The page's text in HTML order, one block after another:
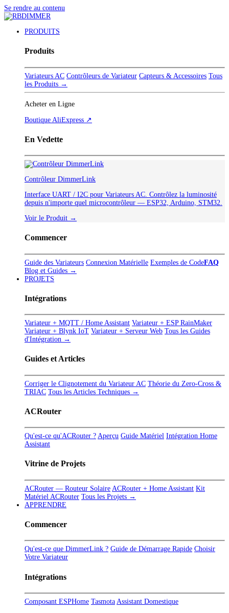
Se rendre au contenu
PRODUITS
Produits
Variateurs AC Contrôleurs de Variateur Capteurs & Accessoires Tous
les Produits →
Acheter en Ligne
Boutique AliExpress ↗
En Vedette
Contrôleur DimmerLink
Interface UART / I2C pour Variateurs AC. Contrôlez la luminosité
depuis n'importe quel microcontrôleur — ESP32, Arduino, STM32.
Voir le Produit →
Commencer
Guide des Variateurs Connexion Matérielle Exemples de CodeFAQ
Blog et Guides →
PROJETS
Intégrations
Variateur + MQTT / Home Assistant Variateur + ESP RainMaker
Variateur + Blynk IoT Variateur + Serveur Web Tous les Guides
d'Intégration →
Guides et Articles
Corriger le Clignotement du Variateur AC Théorie du Zero-Cross &
TRIAC Tous les Articles Techniques →
ACRouter
Qu'est-ce qu'ACRouter ? Aperçu Guide Matériel Intégration Home
Assistant
Vitrine de Projets
ACRouter — Routeur Solaire ACRouter + Home Assistant Kit
Matériel ACRouter Tous les Projets →
APPRENDRE
Commencer
Qu'est-ce que DimmerLink ? Guide de Démarrage Rapide Choisir
Votre Variateur
Intégrations
Composant ESPHome Tasmota Assistant Domestique